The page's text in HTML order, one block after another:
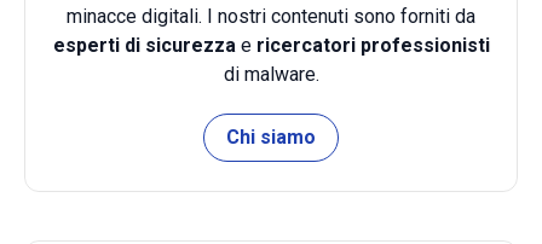
minacce digitali. I nostri contenuti sono forniti da
esperti di sicurezzae ricercatori professionisti
di malware.
Chi siamo